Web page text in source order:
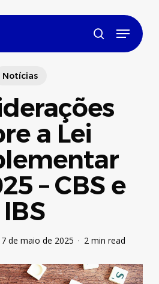
search
Menu
Notícias
a Lei
– CBS e
IBS
7 de maio de 2025 2 min read